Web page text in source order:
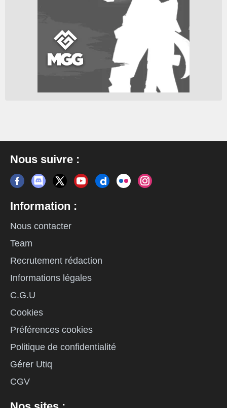
Nous suivre :
Information :
Nous contacter
Team
Recrutement rédaction
Informations légales
C.G.U
Cookies
Préférences cookies
Politique de confidentialité
Gérer Utiq
CGV